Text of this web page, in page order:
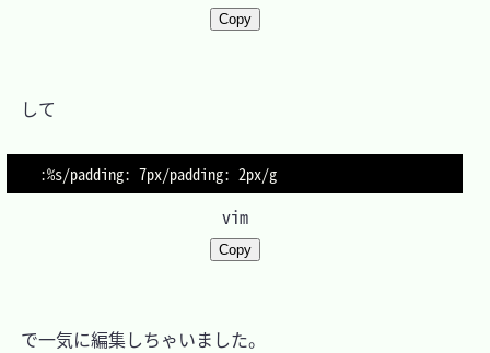
Copy
して
:%s/padding: 7px/padding: 2px/
vim
Copy
で一気に編集しちゃいました。